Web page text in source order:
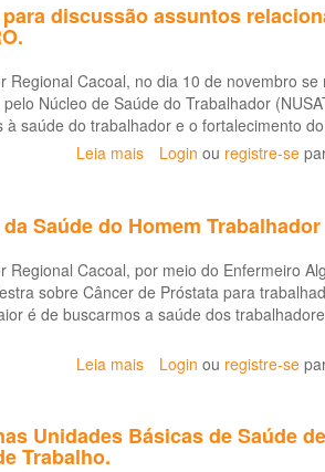
ao
Perigo
que
Mata.
promove
redação
sobre
prevenção
de
para
alunos
de
ensino
médio.
discussão assuntos
Cacoal, no dia 10 de novembro
Núcleo de Saúde do Trabalhador
saúde do trabalhador e o fortalecimento
Leia mais sobre
participa
reunião
para
discussão
trabalhador
Login ou registre-se
Saúde do Homem Trabalhador
Cacoal, por meio do Enfermeiro
sobre Câncer de Próstata para
é de buscarmos a saúde dos
Leia mais sobre
realiza
Login ou registre-se
Unidades Básicas de Saúde
Trabalho.